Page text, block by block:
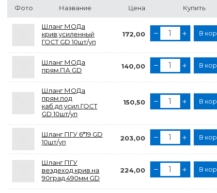
Фото Название Цена Купить
Шланг МОДа
крив.усиленный
ГОСТ GD 10шт/уп
172,00 В
Шланг МОДа
прям.ПА GD
140,00 В
Шланг МОДа
прям.под
каб.дл.усил.ГОСТ
GD 10шт/уп
150,50 В
Шланг ПГУ 6*19 GD
10шт/уп
203,00 В
Шланг ПГУ
вездеход крив.на
90град.490мм GD
224,00 В